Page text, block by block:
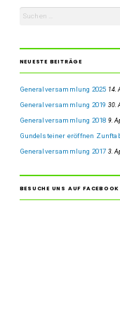
NEUESTE BEITRÄGE
Generalversammlung 2025 14.
Generalversammlung 2019 30.
Generalversammlung 2018 9.
Gundelsteiner eröffnen
Generalversammlung 2017 3.
BESUCHE UNS AUF FACEBOOK